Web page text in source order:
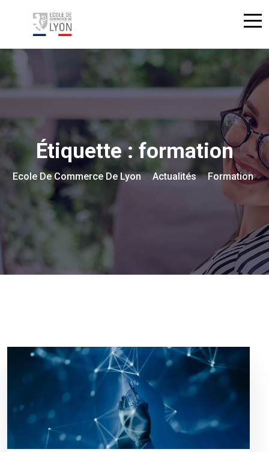
Étiquette : formation
Ecole De Commerce De Lyon >Actualités >Formation